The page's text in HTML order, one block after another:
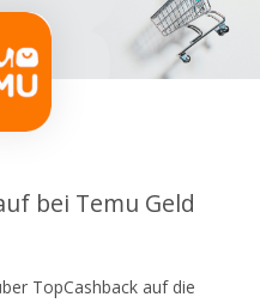
bei Temu Geld
TopCashback auf die